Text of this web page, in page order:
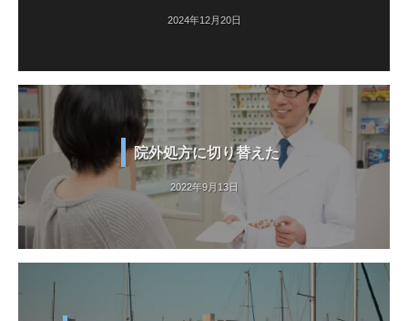
2024年12月20日
院外処方に切り替えた
2022年9月13日